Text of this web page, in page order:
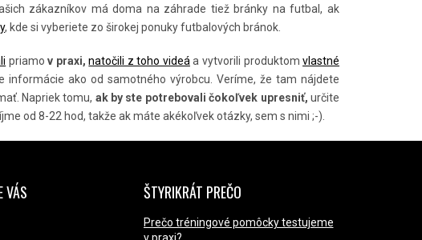
zákazníkov má doma na záhrade tiež bránky na futbal, ak
, kde si vyberiete zo širokej ponuky futbalových bránok.
priamov praxi, natočili z toho videá a vytvorili produktomvlastné
ako od samotného výrobcu. Veríme, že tam nájdete
Napriek tomu, ak by ste potrebovali čokoľvek upresniť, určite
od 8-22 hod, takže ak máte akékoľvek otázky, sem s nimi ;-).
VÁS ŠTYRIKRÁT PREČO
Prečo tréningové pomôcky testujeme